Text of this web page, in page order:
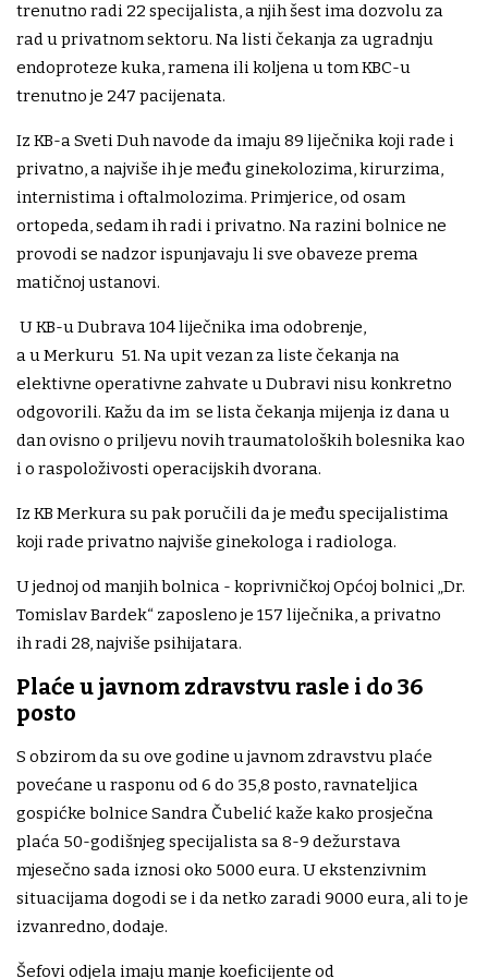
trenutno radi 22 specijalista, a njih šest ima dozvolu za
rad u privatnom sektoru. Na listi čekanja za ugradnju
endoproteze kuka, ramena ili koljena u tom KBC-u
trenutno je 247 pacijenata.
Iz KB-a Sveti Duh navode da imaju 89 liječnika koji rade i
privatno, a najviše ih je među ginekolozima, kirurzima,
internistima i oftalmolozima. Primjerice, od osam
ortopeda, sedam ih radi i privatno. Na razini bolnice ne
provodi se nadzor ispunjavaju li sve obaveze prema
matičnoj ustanovi.
U KB-u Dubrava 104 liječnika ima odobrenje,
a u Merkuru 51. Na upit vezan za liste čekanja na
elektivne operativne zahvate u Dubravi nisu konkretno
odgovorili. Kažu da im se lista čekanja mijenja iz dana u
dan ovisno o priljevu novih traumatoloških bolesnika kao
i o raspoloživosti operacijskih dvorana.
Iz KB Merkura su pak poručili da je među specijalistima
koji rade privatno najviše ginekologa i radiologa.
U jednoj od manjih bolnica - koprivničkoj Općoj bolnici „Dr.
Tomislav Bardek“ zaposleno je 157 liječnika, a privatno
ih radi 28, najviše psihijatara.
Plaće u javnom zdravstvu rasle i do 36
posto
S obzirom da su ove godine u javnom zdravstvu plaće
povećane u rasponu od 6 do 35,8 posto, ravnateljica
gospićke bolnice Sandra Čubelić kaže kako prosječna
plaća 50-godišnjeg specijalista sa 8-9 dežurstava
mjesečno sada iznosi oko 5000 eura. U ekstenzivnim
situacijama dogodi se i da netko zaradi 9000 eura, ali to je
izvanredno, dodaje.
Šefovi odjela imaju manje koeficijente od